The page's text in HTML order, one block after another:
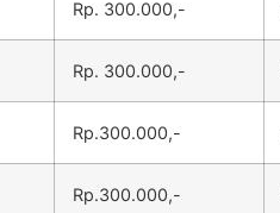
Rp. 300.000,-
Rp. 300.000,-
Rp.300.000,-
Rp.300.000,-